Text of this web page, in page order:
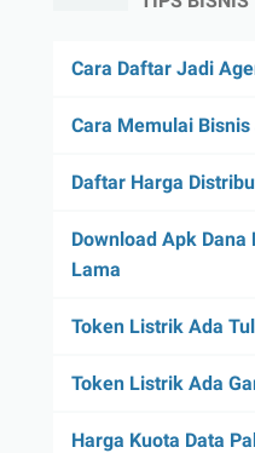
Cara Daftar Jadi
Cara Memulai
Daftar Harga
Download Apk Dana
Lama
Token Listrik Ada
Token Listrik Ada
Harga Kuota Data